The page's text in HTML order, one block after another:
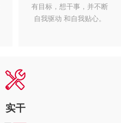
有目标，想干事，并不断
自我驱动 和自我贴心。
实干